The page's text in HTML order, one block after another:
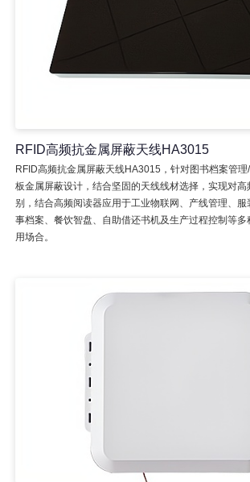
RFID高频抗金属屏蔽天线HA3015
RFID高频抗金属屏蔽天线HA3015，针对图书档案管
板金属屏蔽设计，结合坚固的天线线材选择，实现对高
别，结合高频阅读器应用于工业物联网、产线管理、服
事档案、餐饮智盘、自助借还书机及生产过程控制等
用场合。